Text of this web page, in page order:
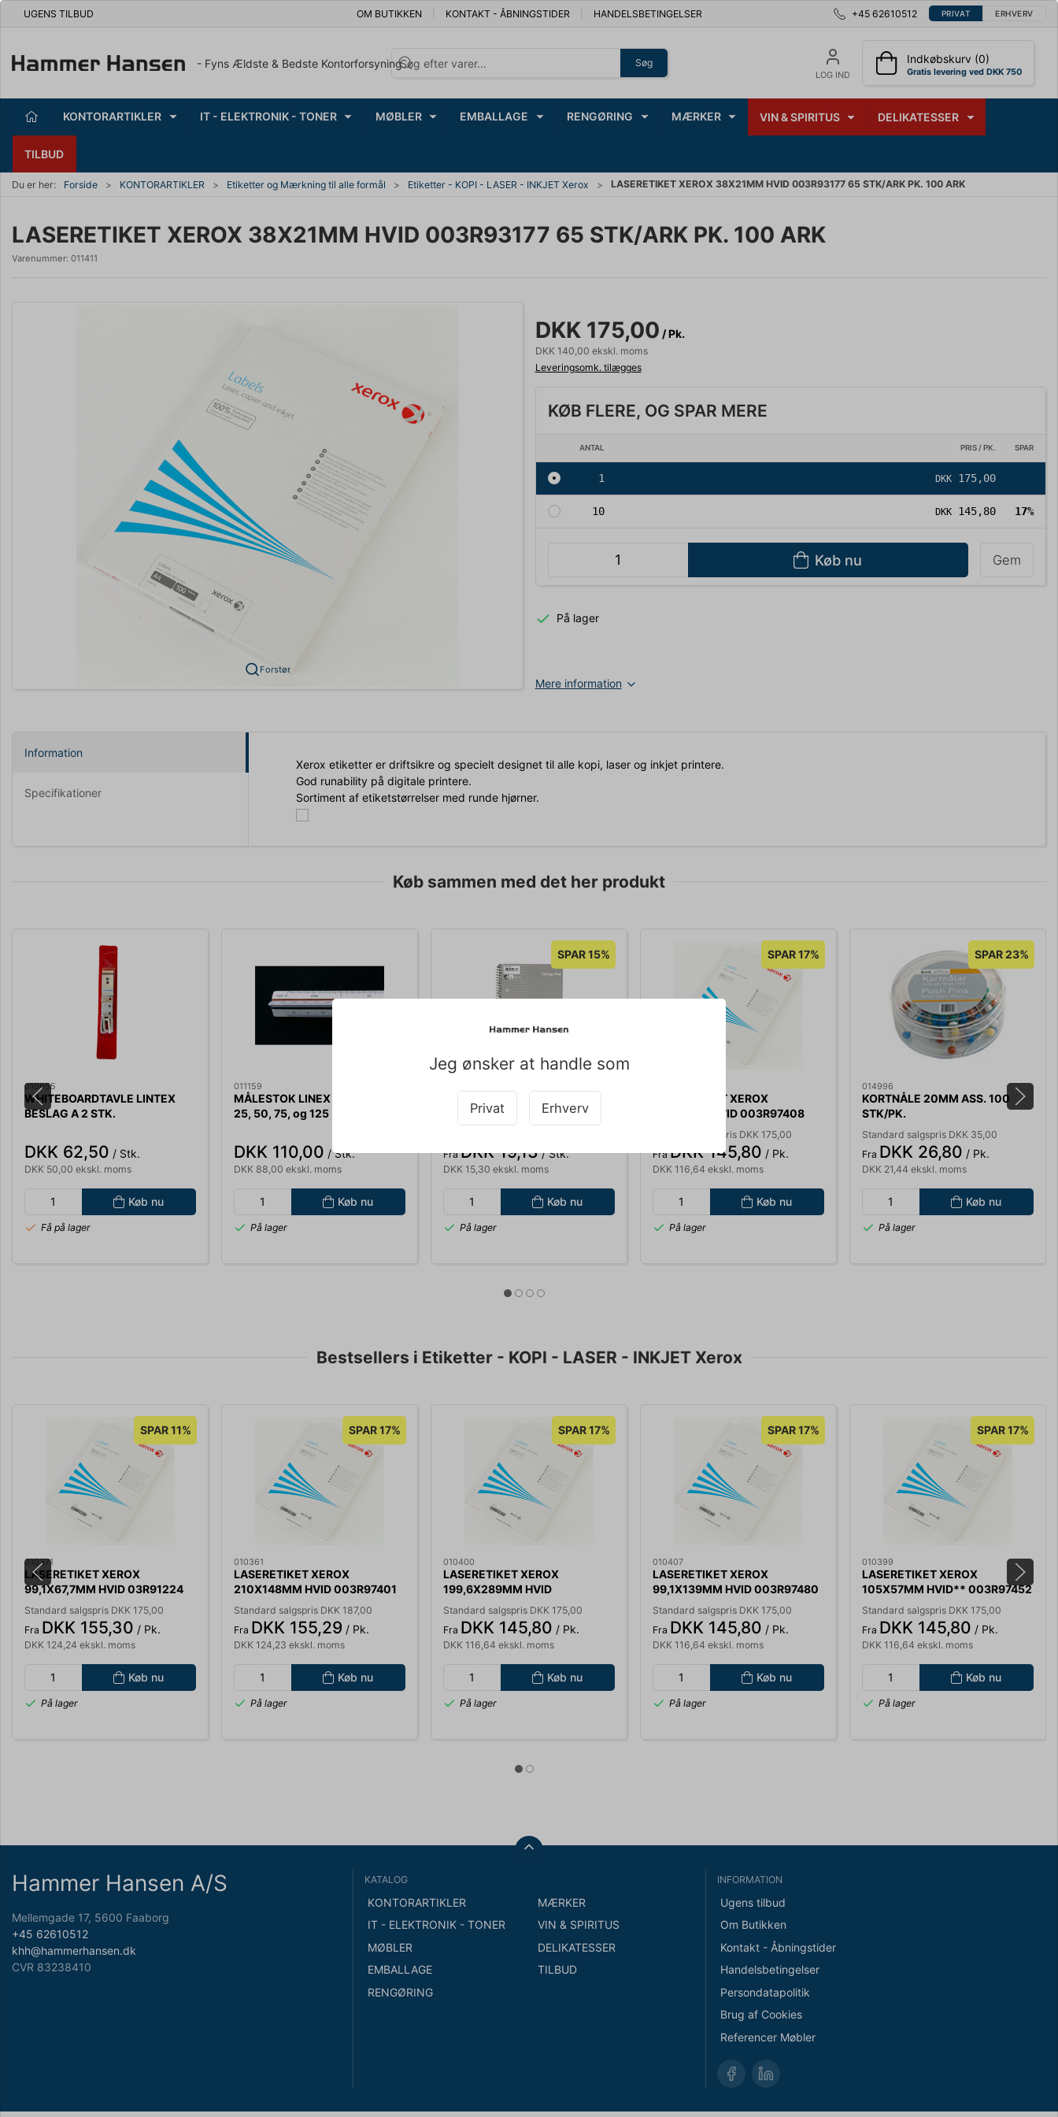
UGENS TILBUD OM BUTIKKEN KONTAKT - ÅBNINGSTIDER HANDELSBETINGELSER +45 62610512 PRIVAT ERHVERV
- Fyns Ældste & Bedste Kontorforsyning Søg
LOG IND
Indkøbskurv (0)
Gratis levering ved DKK 750
KONTORARTIKLER IT - ELEKTRONIK - TONER MØBLER EMBALLAGE RENGØRING MÆRKER VIN & SPIRITUS DELIKATESSER
TILBUD
Du er her: Forside KONTORARTIKLER Etiketter og Mærkning til alle formål Etiketter - KOPI - LASER - INKJET Xerox LASERETIKET XEROX 38X21MM HVID 003R93177 65 STK/ARK PK. 100 ARK
Jeg ønsker at handle som
Privat Erhverv
LASERETIKET XEROX 38X21MM HVID 003R93177 65 STK/ARK PK. 100 ARK
Varenummer: 011411
Forstør
DKK 175,00 / Pk.
DKK 140,00 ekskl. moms
Leveringsomk. tilægges
KØB FLERE, OG SPAR MERE
ANTAL PRIS / PK. SPAR
Køb nu Gem
1 DKK 175,00
10 DKK 145,80 17%
På lager
Mere information
Information
Specifikationer
Xerox etiketter er driftsikre og specielt designet til alle kopi, laser og inkjet printere.
God runability på digitale printere.
Sortiment af etiketstørrelser med runde hjørner.
Køb sammen med det her produkt
010655
WHITEBOARDTAVLE LINTEX
BESLAG A 2 STK.
DKK 62,50 / Stk.
DKK 50,00 ekskl. moms
Køb nu
Få på lager
011159
MÅLESTOK LINEX 311 1:1, 20,
25, 50, 75, og 125
DKK 110,00 / Stk.
DKK 88,00 ekskl. moms
Køb nu
På lager
SPAR 15%
BANTEX MED SPIRAL LINIERET
70 BLADE 70GR. 100051863
FraDKK 19,13/ Stk.
DKK 15,30 ekskl. moms
Køb nu
På lager
SPAR 17%
LASERETIKET XEROX
70X37MM HVID 003R97408
24STK/ARK PK. 100 ARK
Standard salgspris DKK 175,00
FraDKK 145,80 / Pk.
DKK 116,64 ekskl. moms
Køb nu
På lager
SPAR 23%
014996
KORTNÅLE 20MM ASS. 100
STK/PK.
Standard salgspris DKK 35,00
Fra DKK 26,80 / Pk.
DKK 21,44 ekskl. moms
Køb nu
På lager
Bestsellers i Etiketter - KOPI - LASER - INKJET Xerox
SPAR 11%
010371
LASERETIKET XEROX
99,1X67,7MM HVID 03R91224
8STK/ARK PK MED 100 ARK
Standard salgspris DKK 175,00
Fra DKK 155,30 / Pk.
DKK 124,24 ekskl. moms
Køb nu
På lager
SPAR 17%
010361
LASERETIKET XEROX
210X148MM HVID 003R97401
2 STK/ARK PK MED 100ARK
Standard salgspris DKK 187,00
Fra DKK 155,29 / Pk.
DKK 124,23 ekskl. moms
Køb nu
På lager
SPAR 17%
010400
LASERETIKET XEROX
199,6X289MM HVID
003R91225 1 STK/ARK PK/100
ARK
Standard salgspris DKK 175,00
Fra DKK 145,80 / Pk.
DKK 116,64 ekskl. moms
Køb nu
På lager
SPAR 17%
010407
LASERETIKET XEROX
99,1X139MM HVID 003R97480
4STK/ARK PK MED 100 ARK
Standard salgspris DKK 175,00
Fra DKK 145,80 / Pk.
DKK 116,64 ekskl. moms
Køb nu
På lager
SPAR 17%
010399
LASERETIKET XEROX
105X57MM HVID** 003R97452
10 STK/ARK PK 100 ARK
Standard salgspris DKK 175,00
Fra DKK 145,80 / Pk.
DKK 116,64 ekskl. moms
Køb nu
På lager
Hammer Hansen A/S
Mellemgade 17, 5600 Faaborg
+45 62610512
khh@hammerhansen.dk
CVR 83238410
KATALOG
KONTORARTIKLER
IT - ELEKTRONIK - TONER
MØBLER
EMBALLAGE
RENGØRING
MÆRKER
VIN & SPIRITUS
DELIKATESSER
TILBUD
INFORMATION
Ugens tilbud
Om Butikken
Kontakt - Åbningstider
Handelsbetingelser
Persondatapolitik
Brug af Cookies
Referencer Møbler